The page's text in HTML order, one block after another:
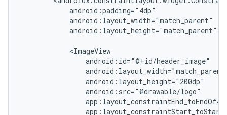
android:layout_height="match_parent">